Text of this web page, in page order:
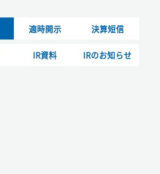
適時開示 決算短信
IR資料 IRのお知らせ